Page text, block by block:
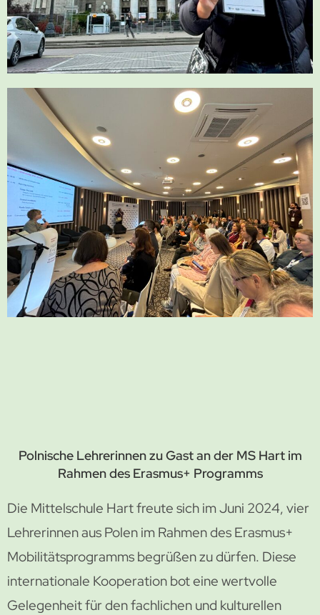
Polnische Lehrerinnen zu Gast an der MS Hart im
Rahmen des Erasmus+ Programms
Die Mittelschule Hart freute sich im Juni 2024, vier
Lehrerinnen aus Polen im Rahmen des Erasmus+
Mobilitätsprogramms begrüßen zu dürfen. Diese
internationale Kooperation bot eine wertvolle
Gelegenheit für den fachlichen und kulturellen